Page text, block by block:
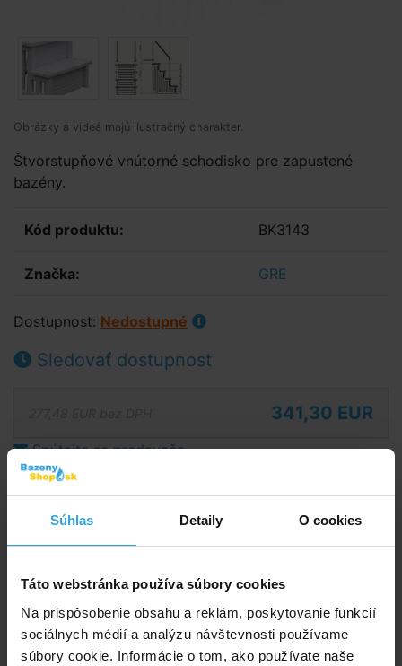
Súhlas Detaily O cookies
Táto webstránka používa súbory cookies
Na prispôsobenie obsahu a reklám, poskytovanie funkcií
sociálnych médií a analýzu návštevnosti používame
súbory cookie. Informácie o tom, ako používate naše
Obrázky a videá majú ilustračný charakter.
Štvorstupňové vnútorné schodisko pre zapustené
bazény.
Kód produktu: BK3143
Značka: GRE
Dostupnost: Nedostupné
Sledovať dostupnost
341,30 EUR
Spýtajte sa predavača
Podrobný popis
Podrobný popis
bazény s madlom po oboch stranách vhodné na
dodatočnú montáž. Široké schody s protišmykovým
povrchom sa postarajú o bezpečný vstup a výstup
z vášho bazéna. Súčasťou schodiska sú závažia, ktoré